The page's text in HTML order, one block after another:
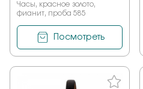
Часы, красное золото,
фианит, проба 585
Посмотреть